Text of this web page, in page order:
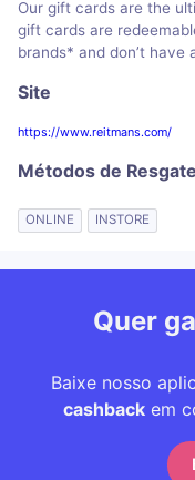
Our gift cards are the
gift cards are
brands* and don’t have
Site
https://www.reitmans.com/
Métodos de Resgate
ONLINE INSTORE
Quer
Baixe nosso
cashbackem